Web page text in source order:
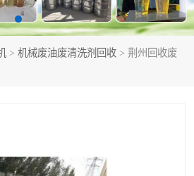
> 机械废油废清洗剂回收 > 荆州回收废
碳氢液压油回收
回收废三四氯乙烯
上门回收废清洗剂